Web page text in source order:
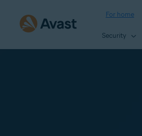
For home
Security